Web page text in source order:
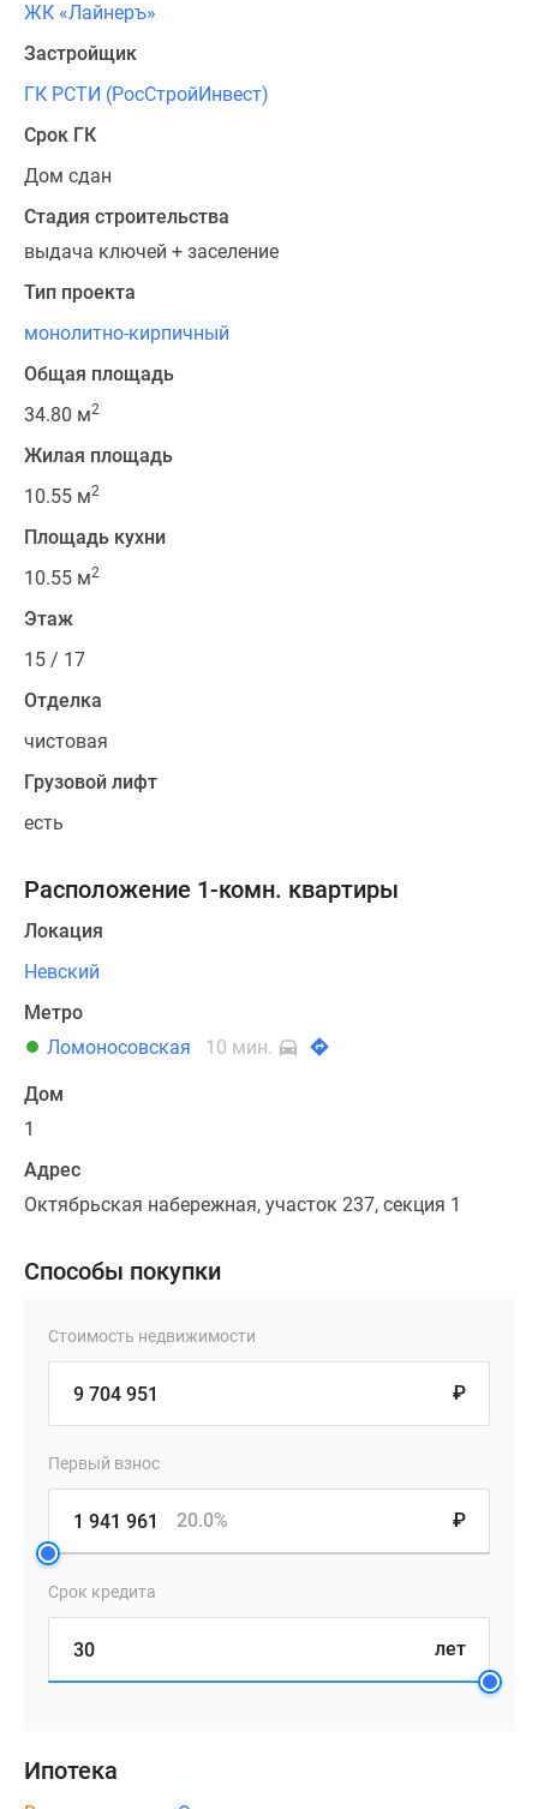
ЖК «Лайнеръ»
Застройщик
ГК РСТИ (РосСтройИнвест)
Срок ГК
Дом сдан
Стадия строительства
выдача ключей + заселение
Тип проекта
монолитно-кирпичный
Общая площадь
34.80 м2
Жилая площадь
10.55 м2
Площадь кухни
10.55 м2
Этаж
15 / 17
Отделка
чистовая
Грузовой лифт
есть
Расположение 1-комн. квартиры
Локация
Невский
Метро
Ломоносовская
10 мин.
Дом
1
Адрес
Октябрьская набережная, участок 237, секция 1
Способы покупки
Стоимость недвижимости
₽
Первый взнос
₽
20.0%
Срок кредита
лет
Ипотека